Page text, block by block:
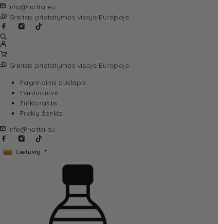
info@hotta.eu
Greitas pristatymas visoje Europoje
Greitas pristatymas visoje Europoje
Pagrindinis puslapis
Parduotuvė
Tinklaraštis
Prekių ženklai
info@hotta.eu
Lietuvių